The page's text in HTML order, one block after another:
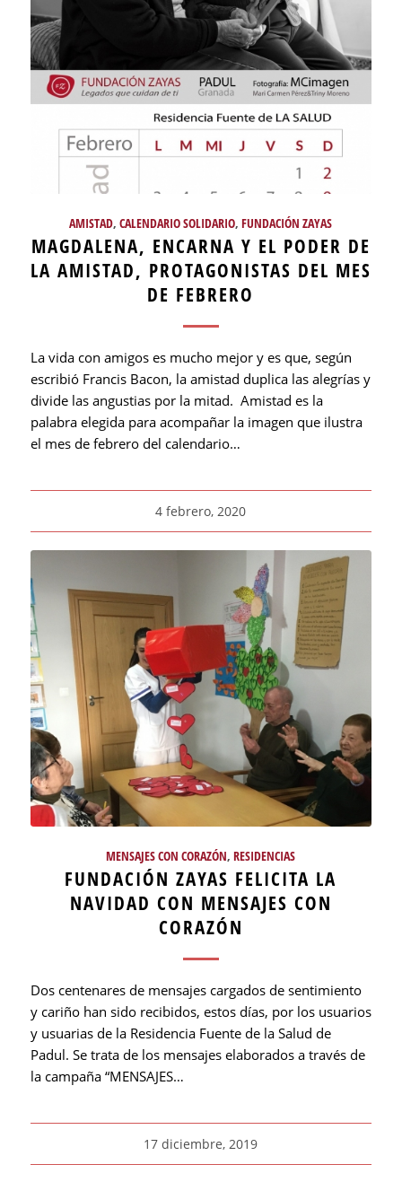
AMISTAD,CALENDARIO SOLIDARIO,FUNDACIÓN ZAYAS
MAGDALENA, ENCARNA Y EL PODER DE
LA AMISTAD, PROTAGONISTAS DEL MES
DE FEBRERO
La vida con amigos es mucho mejor y es que, según
escribió Francis Bacon, la amistad duplica las alegrías y
divide las angustias por la mitad. Amistad es la
palabra elegida para acompañar la imagen que ilustra
el mes de febrero del calendario…
4 febrero, 2020
MENSAJES CON CORAZÓN,RESIDENCIAS
FUNDACIÓN ZAYAS FELICITA LA
NAVIDAD CON MENSAJES CON
CORAZÓN
Dos centenares de mensajes cargados de sentimiento
y cariño han sido recibidos, estos días, por los usuarios
y usuarias de la Residencia Fuente de la Salud de
Padul. Se trata de los mensajes elaborados a través de
la campaña “MENSAJES…
17 diciembre, 2019